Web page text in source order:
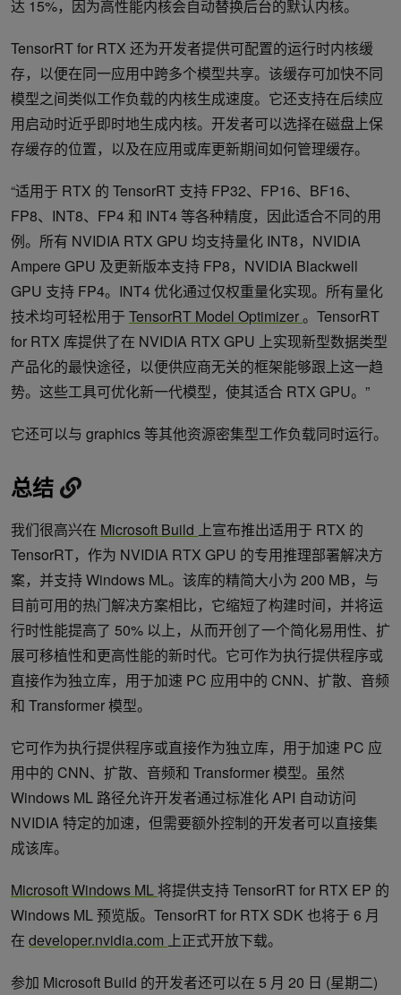
达 15%，因为高性能内核会自动替换后台的默认内核。
TensorRT for RTX 还为开发者提供可配置的运行时内核缓
存，以便在同一应用中跨多个模型共享。该缓存可加快不同
模型之间类似工作负载的内核生成速度。它还支持在后续应
用启动时近乎即时地生成内核。开发者可以选择在磁盘上保
存缓存的位置，以及在应用或库更新期间如何管理缓存。
“适用于 RTX 的 TensorRT 支持 FP32、FP16、BF16、
FP8、INT8、FP4 和 INT4 等各种精度，因此适合不同的用
例。所有 NVIDIA RTX GPU 均支持量化 INT8，NVIDIA
Ampere GPU 及更新版本支持 FP8，NVIDIA Blackwell
GPU 支持 FP4。INT4 优化通过仅权重量化实现。所有量化
技术均可轻松用于 TensorRT Model Optimizer。TensorRT
for RTX 库提供了在 NVIDIA RTX GPU 上实现新型数据类型
产品化的最快途径，以便供应商无关的框架能够跟上这一趋
势。这些工具可优化新一代模型，使其适合 RTX GPU。”
它还可以与 graphics 等其他资源密集型工作负载同时运行。
总结
我们很高兴在 Microsoft Build 上宣布推出适用于 RTX 的
TensorRT，作为 NVIDIA RTX GPU 的专用推理部署解决方
案，并支持 Windows ML。该库的精简大小为 200 MB，与
目前可用的热门解决方案相比，它缩短了构建时间，并将运
行时性能提高了 50% 以上，从而开创了一个简化易用性、扩
展可移植性和更高性能的新时代。它可作为执行提供程序或
直接作为独立库，用于加速 PC 应用中的 CNN、扩散、音频
和 Transformer 模型。
它可作为执行提供程序或直接作为独立库，用于加速 PC 应
用中的 CNN、扩散、音频和 Transformer 模型。虽然
Windows ML 路径允许开发者通过标准化 API 自动访问
NVIDIA 特定的加速，但需要额外控制的开发者可以直接集
成该库。
Microsoft Windows ML 将提供支持 TensorRT for RTX EP 的
Windows ML 预览版。TensorRT for RTX SDK 也将于 6 月
在 developer.nvidia.com 上正式开放下载。
参加 Microsoft Build 的开发者还可以在 5 月 20 日 (星期二)